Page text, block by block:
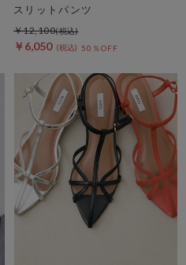
スリットパンツ
￥6,050 50％OFF
￥12,100